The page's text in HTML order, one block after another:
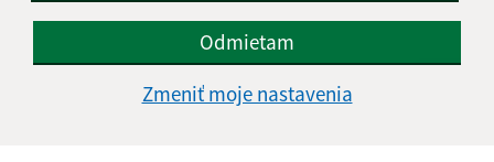
Odmietam
Zmeniť moje nastavenia